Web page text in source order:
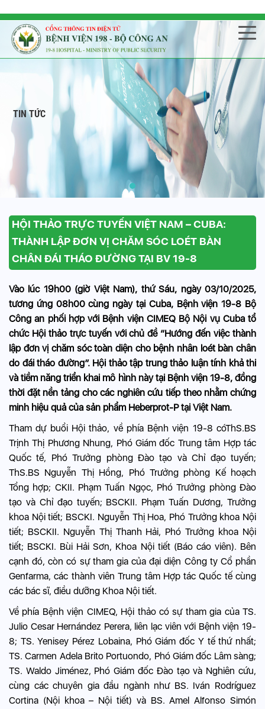
TIN TỨC
HỘI THẢO TRỰC TUYẾN VIỆT NAM – CUBA:
THÀNH LẬP ĐƠN VỊ CHĂM SÓC LOÉT BÀN
CHÂN ĐÁI THÁO ĐƯỜNG TẠI BV 19-8
Vào lúc 19h00 (giờ Việt Nam), thứ Sáu, ngày 03/10/2025,
tương ứng 08h00 cùng ngày tại Cuba, Bệnh viện 19-8 Bộ
Công an phối hợp với Bệnh viện CIMEQ Bộ Nội vụ Cuba tổ
chức Hội thảo trực tuyến với chủ đề “Hướng đến việc thành
lập đơn vị chăm sóc toàn diện cho bệnh nhân loét bàn chân
do đái tháo đường”. Hội thảo tập trung thảo luận tính khả thi
và tiềm năng triển khai mô hình này tại Bệnh viện 19-8, đồng
thời đặt nền tảng cho các nghiên cứu tiếp theo nhằm chứng
minh hiệu quả của sản phẩm Heberprot-P tại Việt Nam.
Tham dự buổi Hội thảo, về phía Bệnh viện 19-8 cóThS.BS
Trịnh Thị Phương Nhung, Phó Giám đốc Trung tâm Hợp tác
Quốc tế, Phó Trưởng phòng Đào tạo và Chỉ đạo tuyến;
ThS.BS Nguyễn Thị Hồng, Phó Trưởng phòng Kế hoạch
Tổng hợp; CKII. Phạm Tuấn Ngọc, Phó Trưởng phòng Đào
tạo và Chỉ đạo tuyến; BSCKII. Phạm Tuấn Dương, Trưởng
khoa Nội tiết; BSCKI. Nguyễn Thị Hoa, Phó Trưởng khoa Nội
tiết; BSCKII. Nguyễn Thị Thanh Hải, Phó Trưởng khoa Nội
tiết; BSCKI. Bùi Hải Sơn, Khoa Nội tiết (Báo cáo viên). Bên
cạnh đó, còn có sự tham gia của đại diện Công ty Cổ phần
Genfarma, các thành viên Trung tâm Hợp tác Quốc tế cùng
các bác sĩ, điều dưỡng Khoa Nội tiết.
Về phía Bệnh viện CIMEQ, Hội thảo có sự tham gia của TS.
Julio Cesar Hernández Perera, liên lạc viên với Bệnh viện 19-
8; TS. Yenisey Pérez Lobaina, Phó Giám đốc Y tế thứ nhất;
TS. Carmen Adela Brito Portuondo, Phó Giám đốc Lâm sàng;
TS. Waldo Jiménez, Phó Giám đốc Đào tạo và Nghiên cứu,
cùng các chuyên gia đầu ngành như BS. Iván Rodríguez
Cortina (Nội khoa – Nội tiết) và BS. Amel Alfonso Simón